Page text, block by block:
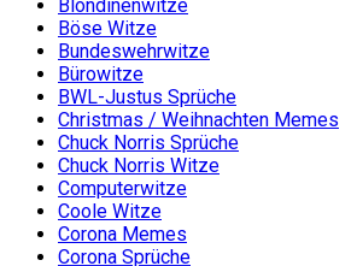
Blondinenwitze
Böse Witze
Bundeswehrwitze
Bürowitze
BWL-Justus Sprüche
Christmas / Weihnachten Memes
Chuck Norris Sprüche
Chuck Norris Witze
Computerwitze
Coole Witze
Corona Memes
Corona Sprüche